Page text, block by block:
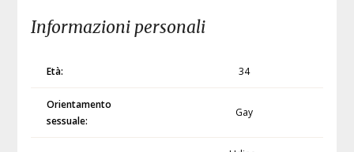
Informazioni personali
Età: 34
Orientamento
sessuale:
Gay